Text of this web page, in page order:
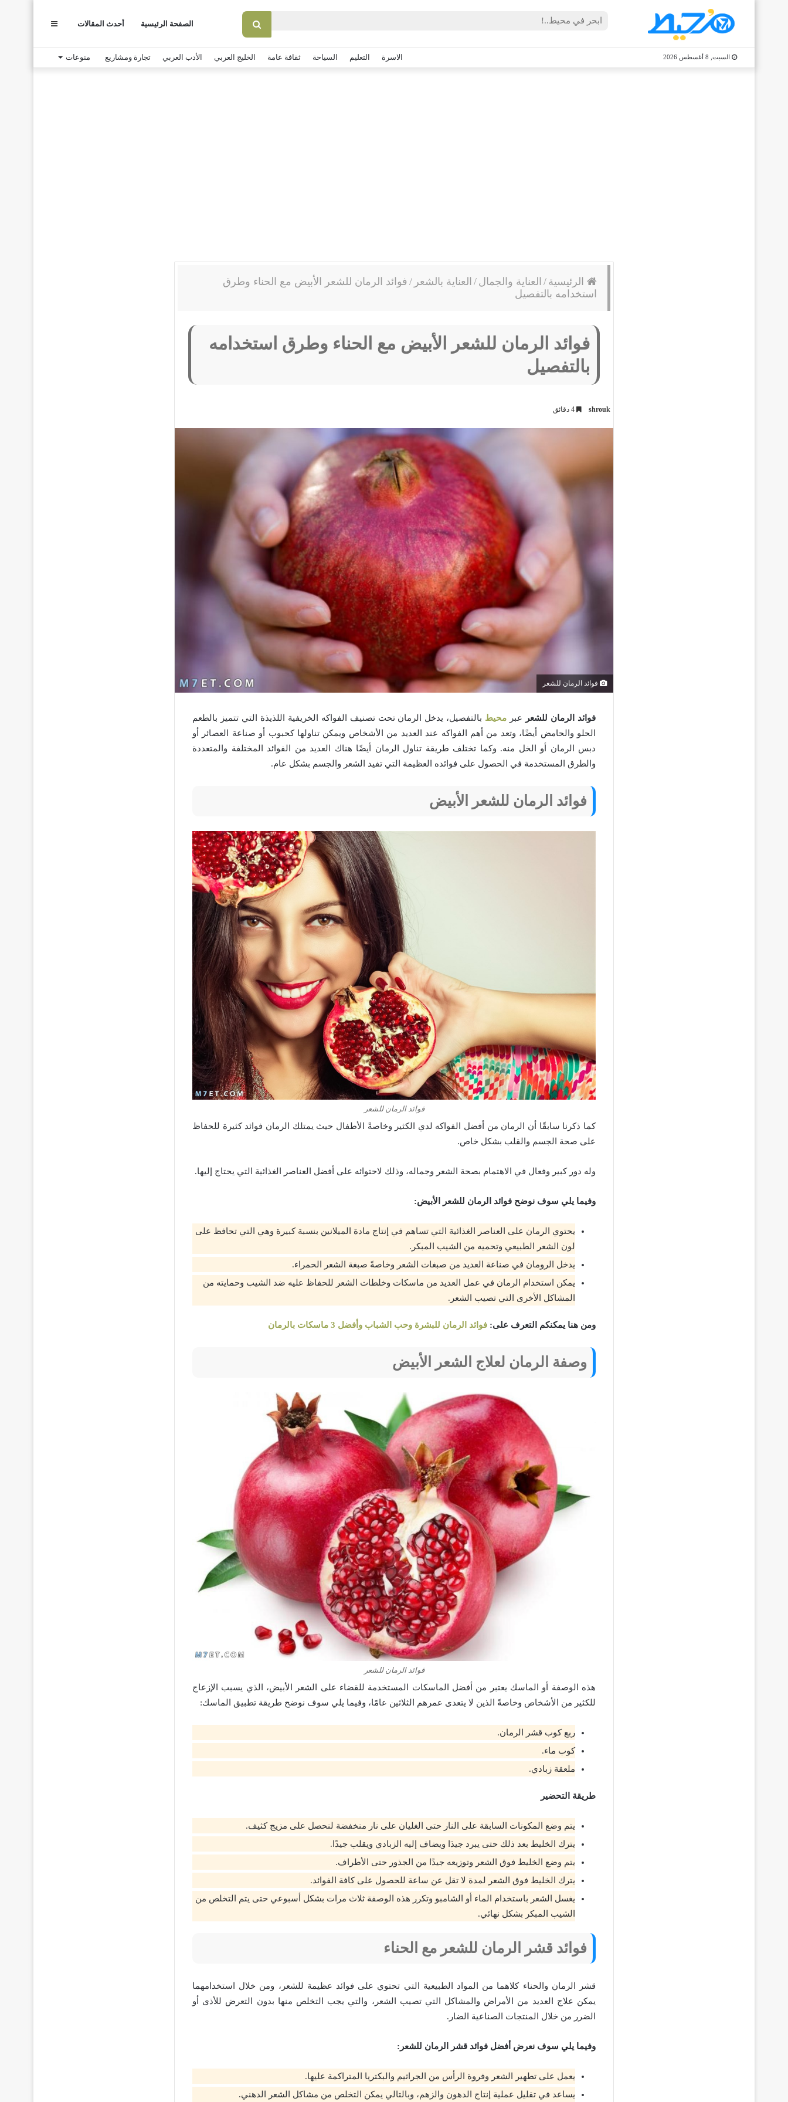
بحث
عن
الصفحة الرئيسية أحدث المقالات
السبت, 8 أغسطس 2026 الاسرة التعليم السياحة ثقافة عامة الخليج العربي الأدب العربي تجارة ومشاريع منوعات
الرئيسية / العناية والجمال / العناية بالشعر / فوائد الرمان للشعر الأبيض مع الحناء وطرق
استخدامه بالتفصيل
فوائد الرمان للشعر الأبيض مع الحناء وطرق استخدامه
بالتفصيل
shrouk
فوائد الرمان للشعر
فوائد الرمان للشعر عبر محيط بالتفصيل، يدخل الرمان تحت تصنيف الفواكه الخريفية اللذيذة التي تتميز بالطعم
الحلو والحامض أيضًا، وتعد من أهم الفواكه عند العديد من الأشخاص ويمكن تناولها كحبوب أو صناعة العصائر أو
دبس الرمان أو الخل منه. وكما تختلف طريقة تناول الرمان أيضًا هناك العديد من الفوائد المختلفة والمتعددة
والطرق المستخدمة في الحصول على فوائده العظيمة التي تفيد الشعر والجسم بشكل عام.
فوائد الرمان للشعر الأبيض
فوائد الرمان للشعر
كما ذكرنا سابقًا أن الرمان من أفضل الفواكه لدي الكثير وخاصةً الأطفال حيث يمتلك الرمان فوائد كثيرة للحفاظ
على صحة الجسم والقلب بشكل خاص.
وله دور كبير وفعال في الاهتمام بصحة الشعر وجماله، وذلك لاحتوائه على أفضل العناصر الغذائية التي يحتاج إليها.
وفيما يلي سوف نوضح فوائد الرمان للشعر الأبيض:
يحتوي الرمان على العناصر الغذائية التي تساهم في إنتاج مادة الميلانين بنسبة كبيرة وهي التي تحافظ على
لون الشعر الطبيعي وتحميه من الشيب المبكر.
يدخل الرومان في صناعة العديد من صبغات الشعر وخاصةً صبغة الشعر الحمراء.
يمكن استخدام الرمان في عمل العديد من ماسكات وخلطات الشعر للحفاظ عليه ضد الشيب وحمايته من
المشاكل الأخرى التي تصيب الشعر.
ومن هنا يمكنكم التعرف على: فوائد الرمان للبشرة وحب الشباب وأفضل 3 ماسكات بالرمان
وصفة الرمان لعلاج الشعر الأبيض
فوائد الرمان للشعر
هذه الوصفة أو الماسك يعتبر من أفضل الماسكات المستخدمة للقضاء على الشعر الأبيض، الذي يسبب الإزعاج
للكثير من الأشخاص وخاصةً الذين لا يتعدى عمرهم الثلاثين عامًا، وفيما يلي سوف نوضح طريقة تطبيق الماسك:
ربع كوب قشر الرمان.
كوب ماء.
ملعقة زبادي.
طريقة التحضير
يتم وضع المكونات السابقة على النار حتى الغليان على نار منخفضة لنحصل على مزيج كثيف.
يترك الخليط بعد ذلك حتى يبرد جيدَا ويضاف إليه الزبادي ويقلب جيدًا.
يتم وضع الخليط فوق الشعر وتوزيعه جيدًا من الجذور حتى الأطراف.
يترك الخليط فوق الشعر لمدة لا تقل عن ساعة للحصول على كافة الفوائد.
يغسل الشعر باستخدام الماء أو الشامبو وتكرر هذه الوصفة ثلاث مرات بشكل أسبوعي حتى يتم التخلص من
الشيب المبكر بشكل نهائي.
فوائد قشر الرمان للشعر مع الحناء
قشر الرمان والحناء كلاهما من المواد الطبيعية التي تحتوي على فوائد عظيمة للشعر، ومن خلال استخدامهما
يمكن علاج العديد من الأمراض والمشاكل التي تصيب الشعر، والتي يجب التخلص منها بدون التعرض للأذى أو
الضرر من خلال المنتجات الصناعية الضار.
وفيما يلي سوف نعرض أفضل فوائد قشر الرمان للشعر:
يعمل على تطهير الشعر وفروة الرأس من الجراثيم والبكتريا المتراكمة عليها.
يساعد في تقليل عملية إنتاج الدهون والزهم، وبالتالي يمكن التخلص من مشاكل الشعر الدهني.